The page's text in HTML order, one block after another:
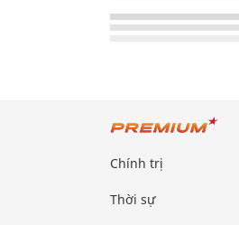
Chính trị
Thời sự